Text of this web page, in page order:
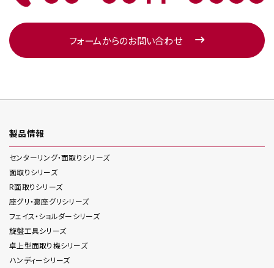
フォームからのお問い合わせ
製品情報
センターリング・面取りシリーズ
面取りシリーズ
R面取りシリーズ
座グリ・裏座グリシリーズ
フェイス・ショルダーシリーズ
旋盤工具シリーズ
卓上型面取り機シリーズ
ハンディーシリーズ